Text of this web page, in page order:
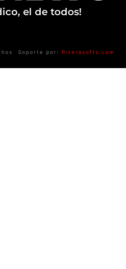
el de todos!
Soporte por: Riverasofts.com